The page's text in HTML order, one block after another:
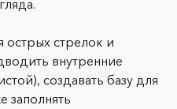
острых стрелок и
внутренние
создавать базу для
заполнять